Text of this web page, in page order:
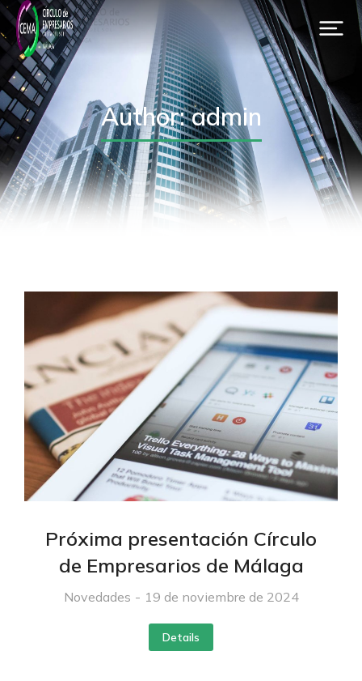
Author:admin
Próxima presentación Círculo
de Empresarios de Málaga
Novedades 19 de noviembre de 2024
Details